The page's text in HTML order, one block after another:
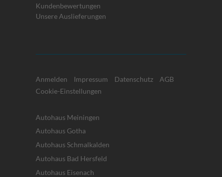
Kundenbewertungen
Unsere Auslieferungen
Anmelden Impressum Datenschutz
AGB
Cookie-Einstellungen
Autohaus Meiningen
Autohaus Gotha
Autohaus Schmalkalden
Autohaus Bad Hersfeld
Autohaus Eisenach